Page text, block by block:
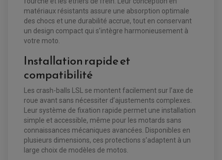
FREINAGE
ACCESSOIRE + VISSERIE FREINAGE
DISQUE DE FREIN
PLAQUETTE DE FREIN
KIT DURITE D'EMBRAYAGE MOTO
KIT RÉPARATION ÉTRIER DE FREIN
KIT RÉPARATION MAÎTRE CYLINDRE
MAÎTRE CYLINDRE
HUILE ET PRODUIT D'ENTRETIEN
HUILE MOTEUR
PRODUIT D'ENTRETIEN
PARTIE CYCLE
PRODUIT ENTRETIEN
FILTRE A AIR
BOUGIE SCOOTER
PRODUIT D'ENTRETIEN
FILTRE A AIR K&N
HUILE ET LUBRIFIANTS SCOOTER
HUILE SCOOTER
HUILE ET PRODUIT D'ENTRETIEN QUAD
HUILE POUR QUAD
PRODUIT D'ENTRETIEN QUAD
JANTES / ACCESSOIRES QUAD ET SSV
CHAÎNE A NEIGE QUAD-SSV
CHAÎNES A NEIGE
CHAMBRE A AIR QUAD ET SSV
CLOUS / CRAMPON VISSABLE
ÉLARGISSEURES DE VOIES QUAD
JANTES QUAD ET SSV
EQUIPEMENT FREINAGE MOTO CROSS ET
ENDURO
ACCESSOIRES FREINAGE
DISQUE DE FREIN AVANT
DISQUE DE FREIN ARRIÈRE
KIT RÉPARATION PÉDALE DE FREIN
KIT RÉPARATION MAÎTRE CYLINDRE
KIT RÉPARATION ÉTRIER DE FREIN
ROULEMENT MOTO CROSS ET ENDURO
ROULEMENT DE ROUE AVANT
ROULEMENT DE ROUE ARRIÈRE
ROULEMENT D'AMORTISSEUR
ROULEMENT BIELLETTES
ROULEMENT COLONNE DE DIRECTION
ROULEMENT BRAS OSCILLANT
matériaux résistants assure une absorption optimale
des chocs et une durabilité accrue, tout en conservant
un design compact qui s’intègre harmonieusement à
votre moto.
Installation rapide et
compatibilité
Les crash-balls LSL se montent facilement sur l’axe de
roue avant sans nécessiter d’ajustements complexes.
Leur système de fixation rapide permet une installation
simple et accessible, même pour les motards sans
connaissances mécaniques avancées. Disponibles en
plusieurs dimensions, ces protections s’adaptent à un
large choix de modèles de motos.